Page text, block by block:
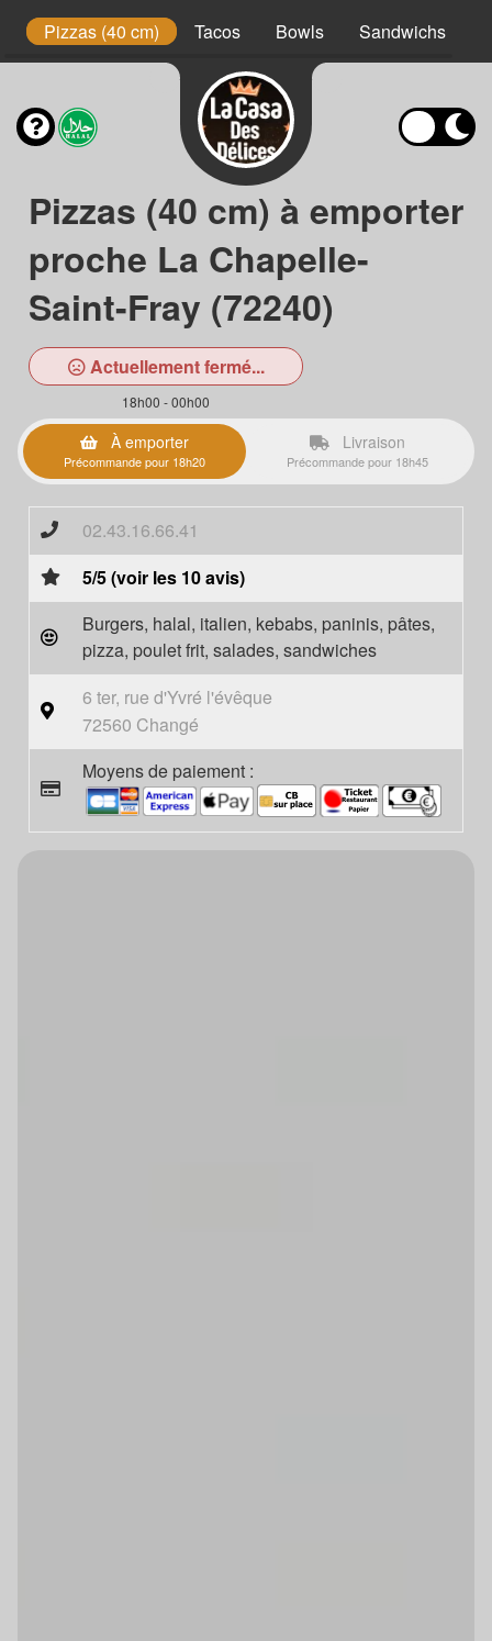
Pizzas (40 cm) Tacos Bowls Sandwichs
Pizzas (40 cm) à emporter
proche La Chapelle-
Saint-Fray (72240)
Actuellement fermé...
18h00 - 00h00
À emporter
Précommande pour 18h20
Livraison
Précommande pour 18h45
02.43.16.66.41
5/5 (voir les 10 avis)
Burgers, halal, italien, kebabs, paninis, pâtes,
pizza, poulet frit, salades, sandwiches
6 ter, rue d'Yvré l'évêque
72560 Changé
Moyens de paiement :